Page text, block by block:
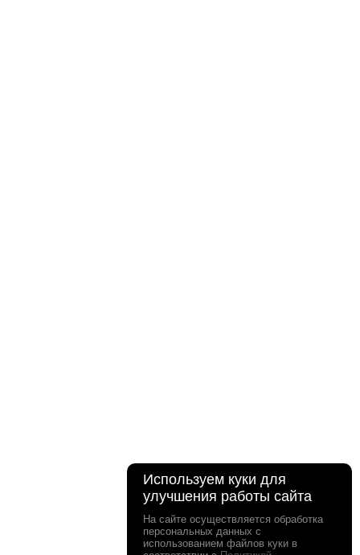
Используем куки для
улучшения работы сайта
На сайте осуществляется обработка
персональных данных с
использованием файлов куки в